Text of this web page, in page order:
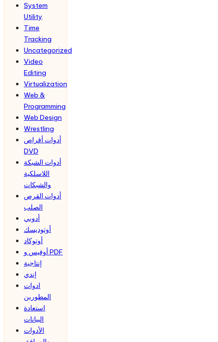
System
Utility
Time
Tracking
Uncategorized
Video
Editing
Virtualization
Web &
Programming
Web Design
Wrestling
أدوات أقراص
DVD
أدوات الشبكة
اللاسلكية
والشبكات
أدوات القرص
الصلب
أدوبي
أوتوديسك
أوتوكاد
أوفيس و PDF
إنتاجية
إندي
ادوات
المطورين
استعادة
البيانات
الأدوات